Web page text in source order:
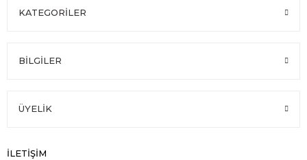
KATEGORİLER
BİLGİLER
ÜYELİK
İLETİŞİM